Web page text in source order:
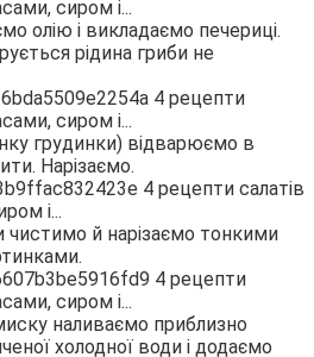
олію і викладаємо печериці.
рідина гриби не
грудинки) відварюємо в
Нарізаємо.
чистимо й нарізаємо тонкими
наливаємо приблизно
холодної води і додаємо